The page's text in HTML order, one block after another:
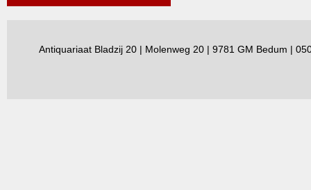
Antiquariaat Bladzij 20 | Molenweg 20 | 9781 GM Bedum |